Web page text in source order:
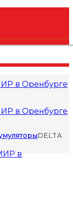
DELTA